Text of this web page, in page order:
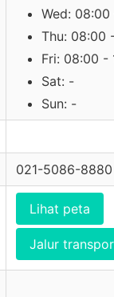
Wed: 08:00
Thu: 08:00
Fri: 08:00 -
Sat: -
Sun: -
021-5086-8880
Lihat peta
Jalur